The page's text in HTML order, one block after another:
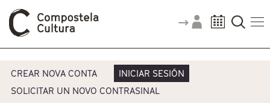
Pestanas principais
CREAR NOVA CONTA
INICIAR SESIÓN
SOLICITAR UN NOVO CONTRASINAL